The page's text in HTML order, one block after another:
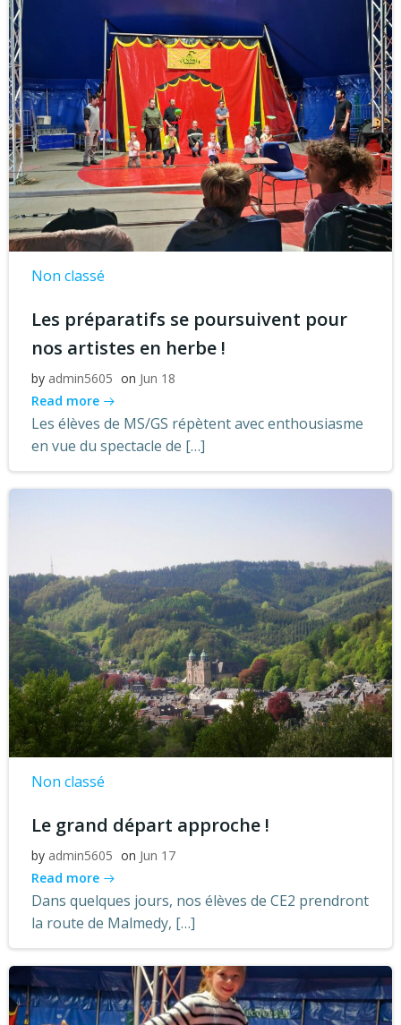
Non classé
Les préparatifs se poursuivent pour
nos artistes en herbe !
by admin5605 on Jun 18
Read more
Les élèves de MS/GS répètent avec enthousiasme
en vue du spectacle de […]
Non classé
Le grand départ approche !
by admin5605 on Jun 17
Read more
Dans quelques jours, nos élèves de CE2 prendront
la route de Malmedy, […]